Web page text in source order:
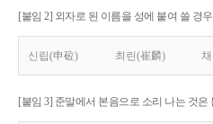
[붙임 2] 외자로 된 이름을 성에 붙여 쓸 경
신립(申砬) 최린(崔麟)
[붙임 3] 준말에서 본음으로 소리 나는 것은